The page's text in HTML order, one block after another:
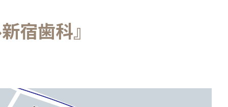
宿歯科』